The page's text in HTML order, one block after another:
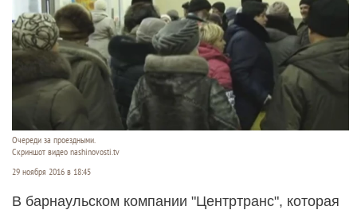
Очереди за проездными.
Скриншот видео nashinovosti.tv
29 ноября 2016 в 18:45
В барнаульском компании "Центртранс", которая